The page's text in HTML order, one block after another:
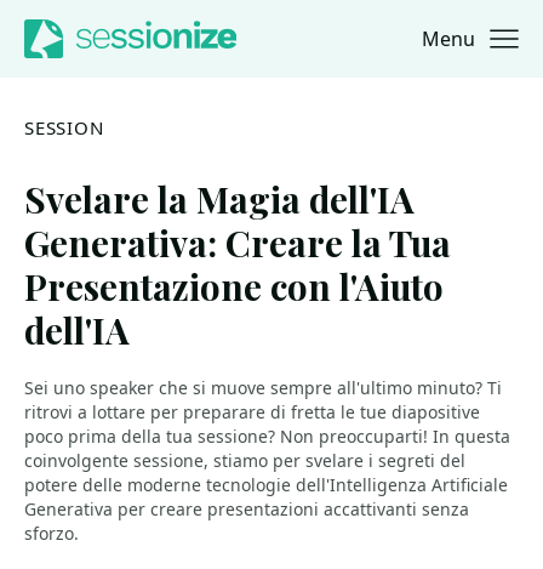
Jump to navigation
Jump to content Menu
SESSION
Svelare la Magia dell'IA
Generativa: Creare la Tua
Presentazione con l'Aiuto
dell'IA
Sei uno speaker che si muove sempre all'ultimo minuto? Ti
ritrovi a lottare per preparare di fretta le tue diapositive
poco prima della tua sessione? Non preoccuparti! In questa
coinvolgente sessione, stiamo per svelare i segreti del
potere delle moderne tecnologie dell'Intelligenza Artificiale
Generativa per creare presentazioni accattivanti senza
sforzo.